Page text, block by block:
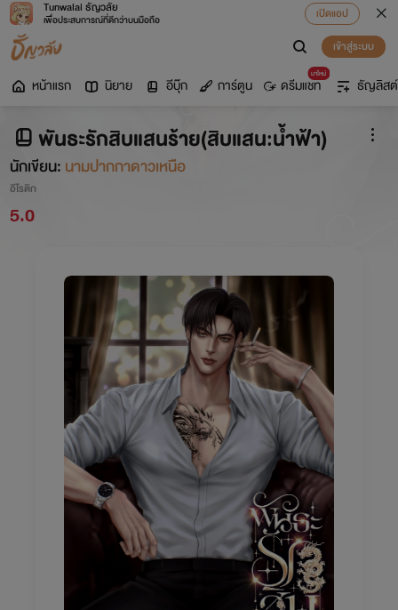
Tunwalai ธัญวลัย
เพื่อประสบการณ์ที่ดีกว่าบนมือถือ
เปิดแอป
เข้าสู่ระบบ
หน้าแรก นิยาย อีบุ๊ก การ์ตูน
มาใหม่
ดรีมแชท ธัญลิสต์
พันธะรักสิบแสนร้าย(สิบแสน:น้ำฟ้า)
นักเขียน: นามปากกาดาวเหนือ
อีโรติก
5.0